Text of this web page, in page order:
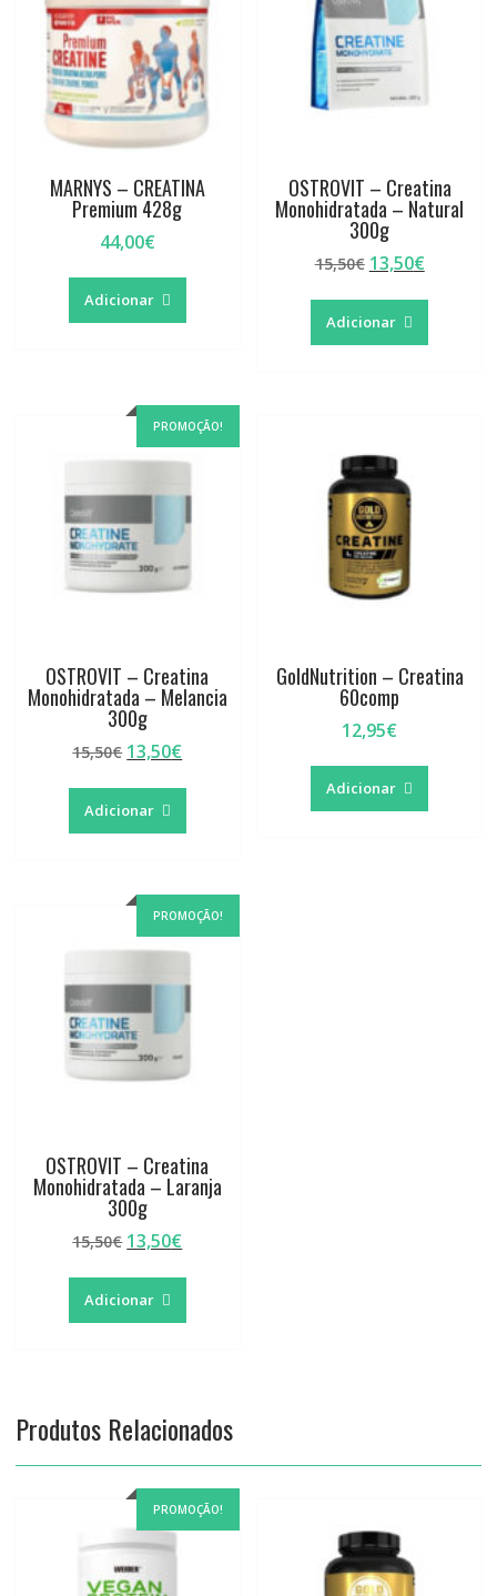
MARNYS – CREATINA
Premium 428g
44,00€
Adicionar
OSTROVIT – Creatina
Monohidratada – Natural
300g
15,50€ O
original
era:
13,50€O
Adicionar
PROMOÇÃO!
OSTROVIT – Creatina
Monohidratada – Melancia
300g
15,50€ O
original
era:
13,50€O
Adicionar
GoldNutrition – Creatina
60comp
12,95€
Adicionar
PROMOÇÃO!
OSTROVIT – Creatina
Monohidratada – Laranja
300g
15,50€ O
original
era:
13,50€O
Adicionar
Produtos Relacionados
PROMOÇÃO!